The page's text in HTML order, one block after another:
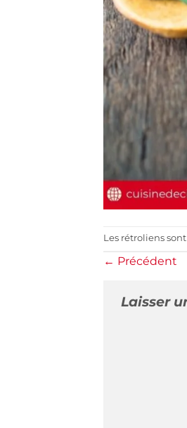
Les rétroliens
← Précédent
Laisser